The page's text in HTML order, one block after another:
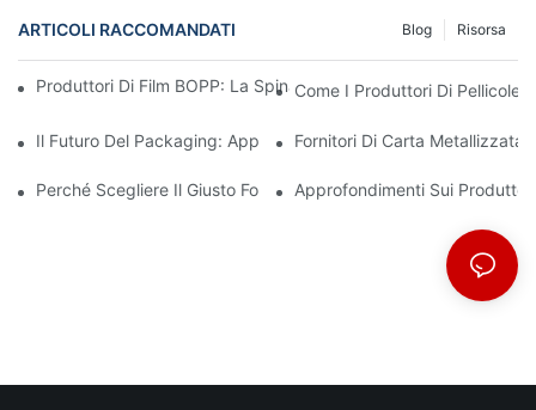
ARTICOLI RACCOMANDATI Risorsa
Blog
Produttori Di Film BOPP: La Spina Dorsale Degli Imballaggi
Come I Produttori Di Pellicole
Il Futuro Del Packaging: Approfondimenti Dai Principali
Fornitori Di Carta
Perché Scegliere Il Giusto Fornitore Di Film BOPP È Importante
Approfondimenti Sui